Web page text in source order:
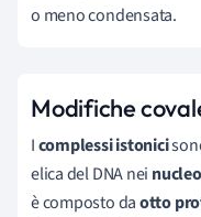
o meno condensata.
Modifiche
Icomplessi istonici
elica del DNA nei
è composto daotto